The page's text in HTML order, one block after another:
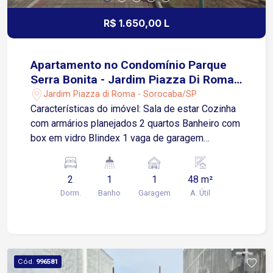
R$ 1.650,00 L
Apartamento no Condomínio Parque
Serra Bonita - Jardim Piazza Di Roma -
Sorocaba/SP
Jardim Piazza di Roma - Sorocaba/SP
Características do imóvel: Sala de estar Cozinha
com armários planejados 2 quartos Banheiro com
box em vidro Blindex 1 vaga de garagem
oferece infraestrutura com portaria, playground,
quadra poliesportiva, salão de festas, espaço
gourmet com churrasqueira e academia ao ar
Raposo Tavares, Avenida General Carneiro e
próximo a supermercados, farmácias, escolas e
2
Dorm.
1
Banho
1
Garagem
48 m²
A. Útil
Cód. 996581